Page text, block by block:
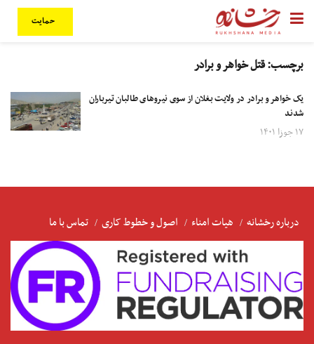
حمایت
برچسب:قتل خواهر و برادر
یک خواهر و برادر در ولایت بغلان از سوی نیروهای طالبان تیرباران
شدند
۱۷ جوزا ۱۴۰۱
درباره رخشانه هیات امناء اصول و خطوط کاری تماس با ما